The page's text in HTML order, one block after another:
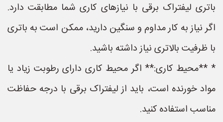
باتری لیفتراک برقی با نیازهای کاری شما مطابقت دارد.
اگر نیاز به کار مداوم و سنگین دارید، ممکن است به باتری
با ظرفیت بالاتری نیاز داشته باشید.
* **محیط کاری:** اگر محیط کاری دارای رطوبت زیاد یا
مواد خورنده است، باید از لیفتراک برقی با درجه حفاظت
مناسب استفاده کنید.